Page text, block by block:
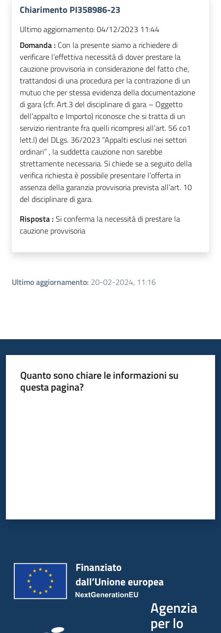
Chiarimento PI358986-23
Ultimo aggiornamento:04/12/2023 11:44
Domanda : Con la presente siamo a richiedere di
verificare l’effettiva necessità di dover prestare la
cauzione provvisoria in considerazione del fatto che,
trattandosi di una procedura per la contrazione di un
mutuo che per stessa evidenza della documentazione
di gara (cfr. Art.3 del disciplinare di gara – Oggetto
dell’appalto e Importo) riconosce che si tratta di un
servizio rientrante fra quelli ricompresi all’art. 56 co1
lett.l) del DLgs. 36/2023 “Appalti esclusi nei settori
ordinari” , la suddetta cauzione non sarebbe
strettamente necessaria. Si chiede se a seguito della
verifica richiesta è possibile presentare l’offerta in
assenza della garanzia provvisoria prevista all’art. 10
del disciplinare di gara.
Risposta : Si conferma la necessità di prestare la
cauzione provvisoria
Ultimo aggiornamento: 20-02-2024, 11:16
Quanto sono chiare le informazioni su
questa pagina?
Agenzia
per lo